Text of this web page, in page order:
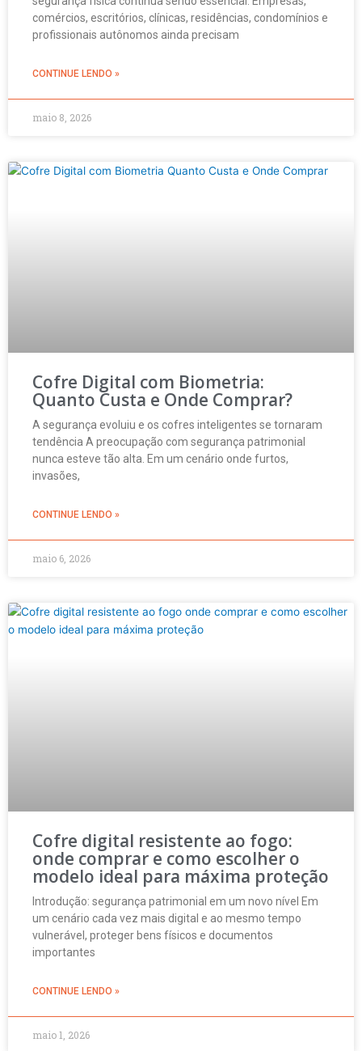
comércios, escritórios, clínicas, residências, condomínios e
profissionais autônomos ainda precisam
CONTINUE LENDO »
maio 8, 2026
Cofre Digital com Biometria:
Quanto Custa e Onde Comprar?
A segurança evoluiu e os cofres inteligentes se tornaram
tendência A preocupação com segurança patrimonial
nunca esteve tão alta. Em um cenário onde furtos,
invasões,
CONTINUE LENDO »
maio 6, 2026
Cofre digital resistente ao fogo:
onde comprar e como escolher o
modelo ideal para máxima proteção
Introdução: segurança patrimonial em um novo nível Em
um cenário cada vez mais digital e ao mesmo tempo
vulnerável, proteger bens físicos e documentos
importantes
CONTINUE LENDO »
maio 1, 2026